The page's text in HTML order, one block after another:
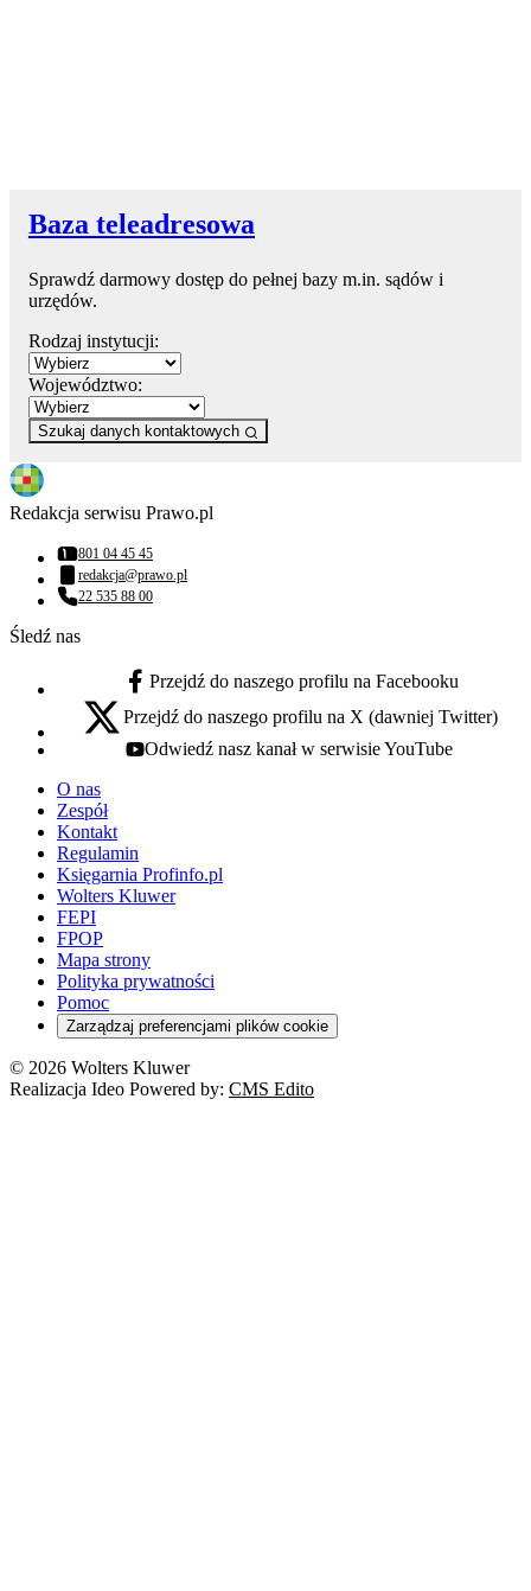
Baza teleadresowa
Sprawdź darmowy dostęp do pełnej bazy m.in. sądów i
urzędów.
Rodzaj instytucji:
Województwo:
Szukaj danych kontaktowych
Redakcja serwisu Prawo.pl
Numer telefonu:
801 04 45 45
Adres email:
redakcja@prawo.pl
Numer telefonu:
22 535 88 00
Śledź nas
facebook - otwiera się w nowej karcie
Przejdź do naszego profilu na Facebooku
x - otwiera się w nowej karcie
Przejdź do naszego profilu na X (dawniej Twitter)
youtube - otwiera się w nowej karcie
Odwiedź nasz kanał w serwisie YouTube
O nas
Zespół
Kontakt
Regulamin
Księgarnia Profinfo.pl
Wolters Kluwer
FEPI
FPOP
Mapa strony
Polityka prywatności
Pomoc
Zarządzaj preferencjami plików cookie
© 2026 Wolters Kluwer
Realizacja Ideo Powered by: CMS Edito